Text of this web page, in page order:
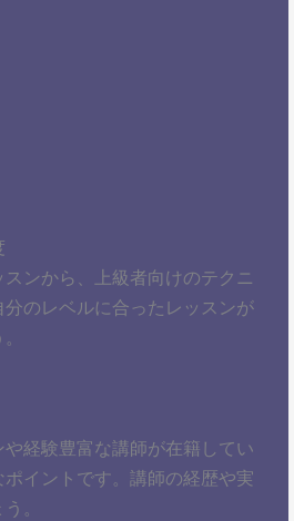
ンから、上級者向けのテクニ
のレベルに合ったレッスンが
経験豊富な講師が在籍してい
イントです。講師の経歴や実
。